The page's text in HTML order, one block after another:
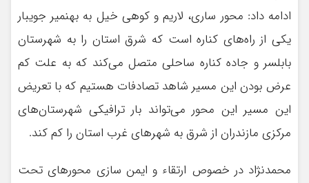
ادامه داد: محور ساری، لاریم و کوهی خیل به بهنمیر جویبار
یکی از راه‌های کناره است که شرق استان را به شهرستان
بابلسر و جاده کناره ساحلی متصل می‌کند که به علت کم
عرض بودن این مسیر شاهد تصادفات هستیم که با تعریض
این مسیر این محور می‌تواند بار ترافیکی شهرستان‌های
مرکزی مازندران از شرق به شهر‌های غرب استان را کم کند.
محمدنژاد در خصوص ارتقاء و ایمن سازی محور‌های تحت